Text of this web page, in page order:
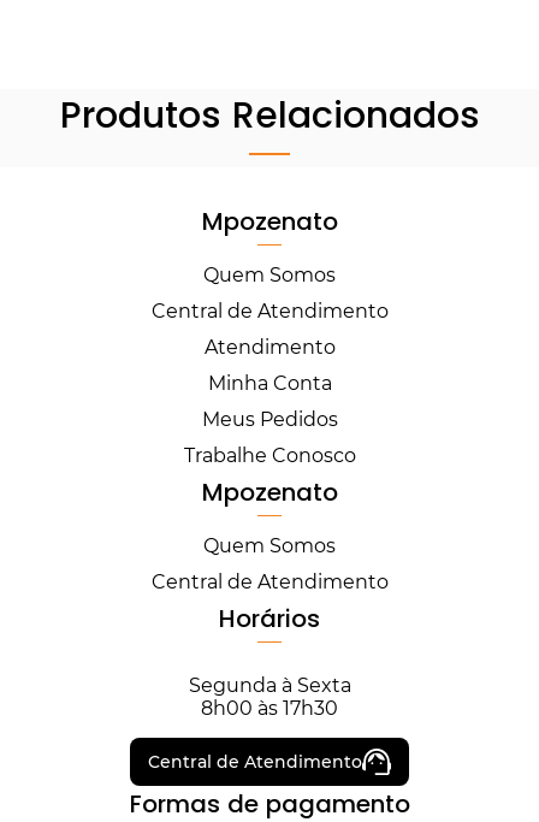
Produtos Relacionados
Mpozenato
Quem Somos
Central de Atendimento
Atendimento
Minha Conta
Meus Pedidos
Trabalhe Conosco
Mpozenato
Quem Somos
Central de Atendimento
Horários
Segunda à Sexta
8h00 às 17h30
Central de Atendimento
Formas de pagamento